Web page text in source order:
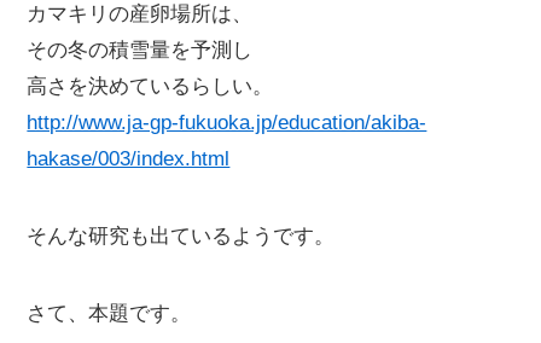
カマキリの産卵場所は、
その冬の積雪量を予測し
高さを決めているらしい。
http://www.ja-gp-fukuoka.jp/education/akiba-
hakase/003/index.html
そんな研究も出ているようです。
さて、本題です。